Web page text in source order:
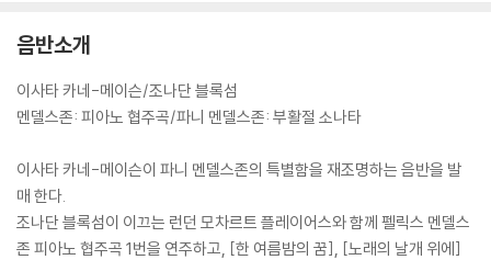
음반소개
이사타 카네-메이슨/조나단 블록섬
멘델스존: 피아노 협주곡/파니 멘델스존: 부활절 소나타
이사타 카네-메이슨이 파니 멘델스존의 특별함을 재조명하는 음반을 발
매 한다.
조나단 블록섬이 이끄는 런던 모차르트 플레이어스와 함께 펠릭스 멘델스
존 피아노 협주곡 1번을 연주하고, [한 여름밤의 꿈], [노래의 날개 위에]